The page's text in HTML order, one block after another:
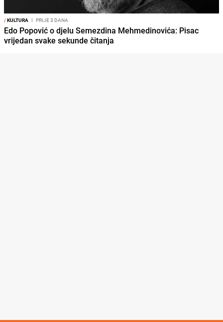
/KULTURA I PRIJE 3 DANA
Edo Popović o djelu Semezdina Mehmedinovića: Pisac
vrijedan svake sekunde čitanja